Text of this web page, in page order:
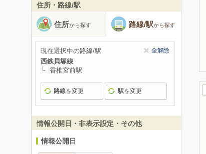
住所・路線/駅
住所から探す 路線/駅から探す
現在選択中の路線/駅 全解除
西鉄貝塚線
香椎宮前駅
路線を変更 駅を変更
情報公開日・非表示設定・その他
情報公開日